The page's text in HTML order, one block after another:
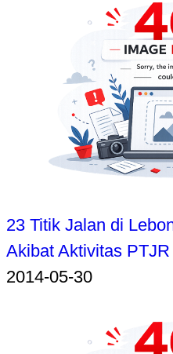
23 Titik Jalan di
Akibat Aktivitas PTJR
2014-05-30